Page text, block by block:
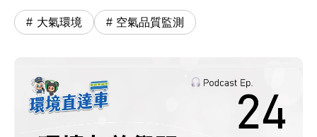
大氣環境 空氣品質監測